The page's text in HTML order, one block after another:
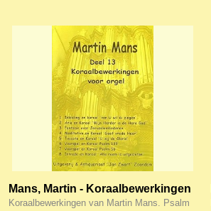
Mans, Martin - Koraalbewerkingen
(13)
Koraalbewerkingen van Martin Mans. Psalm